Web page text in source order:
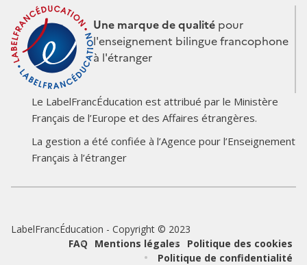
Une marque de qualité pour
l'enseignement bilingue francophone
à l'étranger
Logo
du
partenaire
Logo
du
partenaire
Le LabelFrancÉducation est attribué par le Ministère
Français de l’Europe et des Affaires étrangères.
La gestion a été confiée à l’Agence pour l’Enseignement
Français à l’étranger
LabelFrancÉducation - Copyright © 2023
FAQ Mentions légales
Politique des cookies
Politique de confidentialité